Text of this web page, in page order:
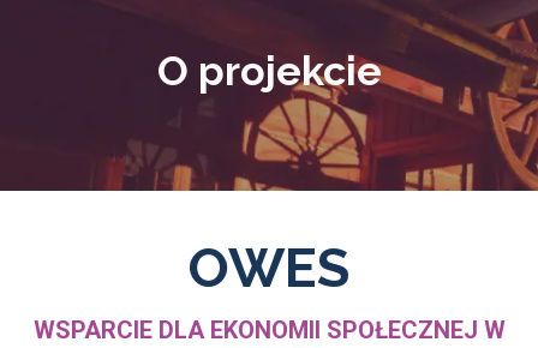
O projekcie
OWES
WSPARCIE DLA EKONOMII SPOŁECZNEJ W